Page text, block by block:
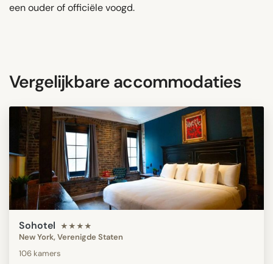
een ouder of officiële voogd.
Vergelijkbare accommodaties
Sohotel ★★★★
New York, Verenigde Staten
106 kamers